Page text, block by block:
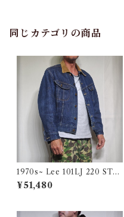
同じカテゴリの商品
1970s~ Lee 101LJ 220 STO
RM RIDER 44相当 / 濃い濃い
70年代 80年代 リー ストーム
¥51,480